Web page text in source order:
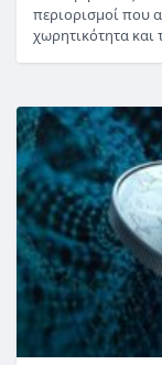
περιορισμοί που
χωρητικότητα και